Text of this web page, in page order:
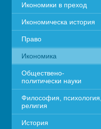
Икономики в преход
Икономическа история
Право
Икономика
Обществено-
политически науки
Философия, психология,
религия
История